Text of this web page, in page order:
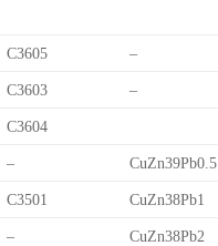
C3605 –
C3603 –
C3604
– CuZn39Pb0.5
C3501 CuZn38Pb1
– CuZn38Pb2